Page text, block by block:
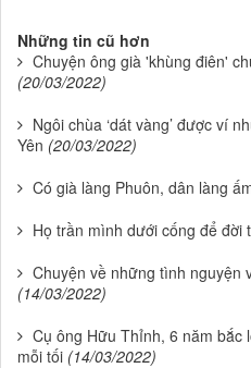
Những tin cũ hơn
Chuyện ông già 'khùng điên'
(20/03/2022)
Ngôi chùa ‘dát vàng’ được ví
Yên (20/03/2022)
Có già làng Phuôn, dân làng
Họ trần mình dưới cống để đời
Chuyện về những tình nguyện
(14/03/2022)
Cụ ông Hữu Thỉnh, 6 năm bắc
mỗi tối (14/03/2022)